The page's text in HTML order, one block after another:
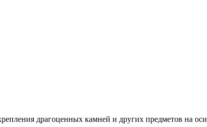
драгоценных камней и других предметов на оси